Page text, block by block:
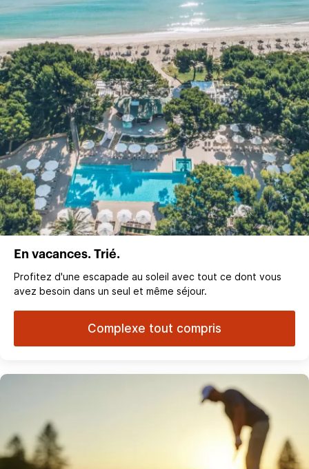
En vacances. Trié.
Profitez d'une escapade au soleil avec tout ce dont vous
avez besoin dans un seul et même séjour.
Complexe tout compris